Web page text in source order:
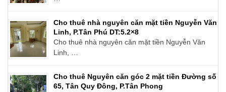
Cho thuê nhà nguyên căn mặt tiền Nguyễn Văn
Linh, P.Tân Phú DT:5.2×8
Cho thuê nhà nguyên căn mặt tiền Nguyễn Văn
Linh, …
Cho thuê Nguyên căn góc 2 mặt tiền Đường số
65, Tân Quy Đông, P.Tân Phong